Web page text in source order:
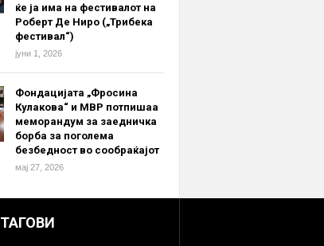
ќе ја има на фестивалот на
Роберт Де Ниро („Трибека
фестивал“)
јуни 1, 2026
Фондацијата „Фросина
Кулакова“ и МВР потпишаа
меморандум за заедничка
борба за поголема
безбедност во сообраќајот
мај 27, 2026
ТАГОВИ